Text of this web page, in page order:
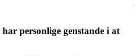
personlige genstande i at